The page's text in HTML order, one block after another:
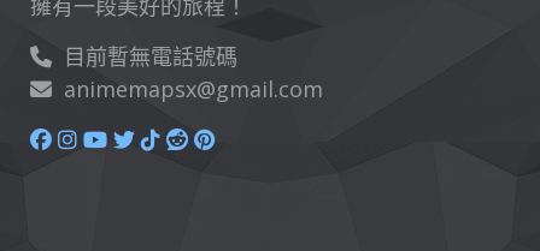
擁有一段美好的旅程！
目前暫無電話號碼
animemapsx@gmail.com